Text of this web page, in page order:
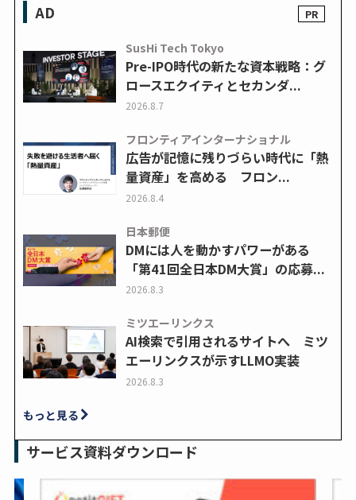
AD
SusHi Tech Tokyo
Pre-IPO時代の新たな資本戦略：グ
ロースエクイティとセカンダ...
2026.8.7
フロンティアインターナショナル
広告が記憶に残りづらい時代に「熱
量資産」を高める フロン...
2026.8.4
日本郵便
DMには人を動かすパワーがある
「第41回全日本DM大賞」の応募...
2026.8.3
ミツエーリンクス
AI検索で引用されるサイトへ ミツ
エーリンクスが示すLLMO実装
2026.8.3
もっと見る
サービス資料ダウンロード